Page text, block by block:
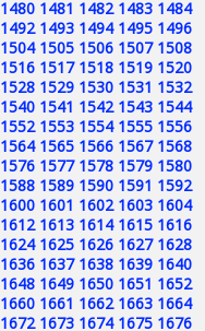
1480 1481 1482 1483 1484
1492 1493 1494 1495 1496
1504 1505 1506 1507 1508
1516 1517 1518 1519 1520
1528 1529 1530 1531 1532
1540 1541 1542 1543 1544
1552 1553 1554 1555 1556
1564 1565 1566 1567 1568
1576 1577 1578 1579 1580
1588 1589 1590 1591 1592
1600 1601 1602 1603 1604
1612 1613 1614 1615 1616
1624 1625 1626 1627 1628
1636 1637 1638 1639 1640
1648 1649 1650 1651 1652
1660 1661 1662 1663 1664
1672 1673 1674 1675 1676